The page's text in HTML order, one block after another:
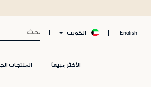
English الكويت
الأكثر مبيعاً المنتجات